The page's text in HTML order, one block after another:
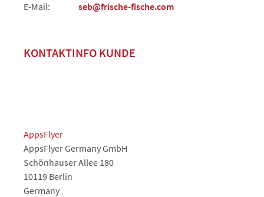
E-Mail:
seb@frische-fische.com
KONTAKTINFO KUNDE
AppsFlyer
AppsFlyer Germany GmbH
Schönhauser Allee 180
10119 Berlin
Germany